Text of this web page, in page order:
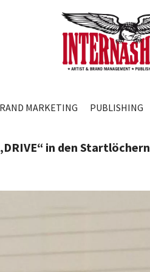
MARKETING PUBLISHING
in den Startlöchern